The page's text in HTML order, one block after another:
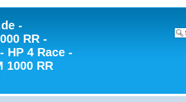
-
RR -
HP 4 Race -
1000 RR